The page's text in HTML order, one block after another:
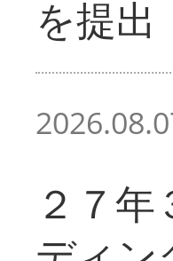
を提出
２７